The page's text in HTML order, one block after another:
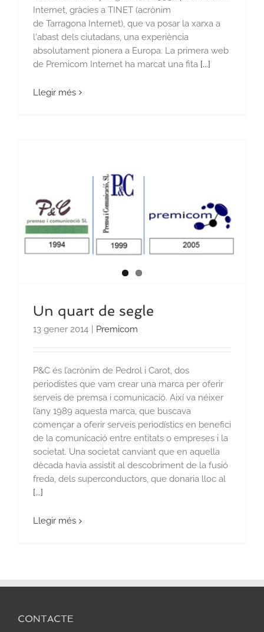
Internet, gràcies a TINET (acrònim
de Tarragona Internet), que va posar la xarxa a
l'abast dels ciutadans, una experiència
absolutament pionera a Europa. La primera web
de Premicom Internet ha marcat una fita [...]
Llegir més
Un quart de segle
13 gener 2014 Premicom
P&C és l’acrònim de Pedrol i Carot, dos
periodistes que vam crear una marca per oferir
serveis de premsa i comunicació. Així va néixer
l’any 1989 aquesta marca, que buscava
començar a oferir serveis periodístics en benefici
de la comunicació entre entitats o empreses i la
societat. Una societat canviant que en aquella
dècada havia assistit al descobriment de la fusió
freda, dels superconductors, que donaria lloc al
[...]
Llegir més
CONTACTE